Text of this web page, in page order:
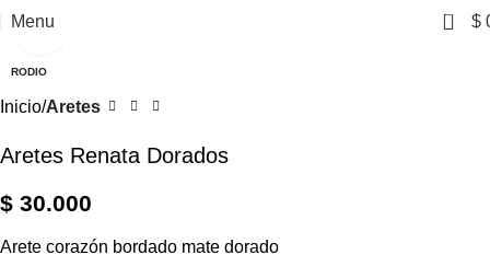
Menu 0 $
RODIO
Inicio Aretes
Aretes Renata Dorados
$ 30.000
Arete corazón bordado mate dorado